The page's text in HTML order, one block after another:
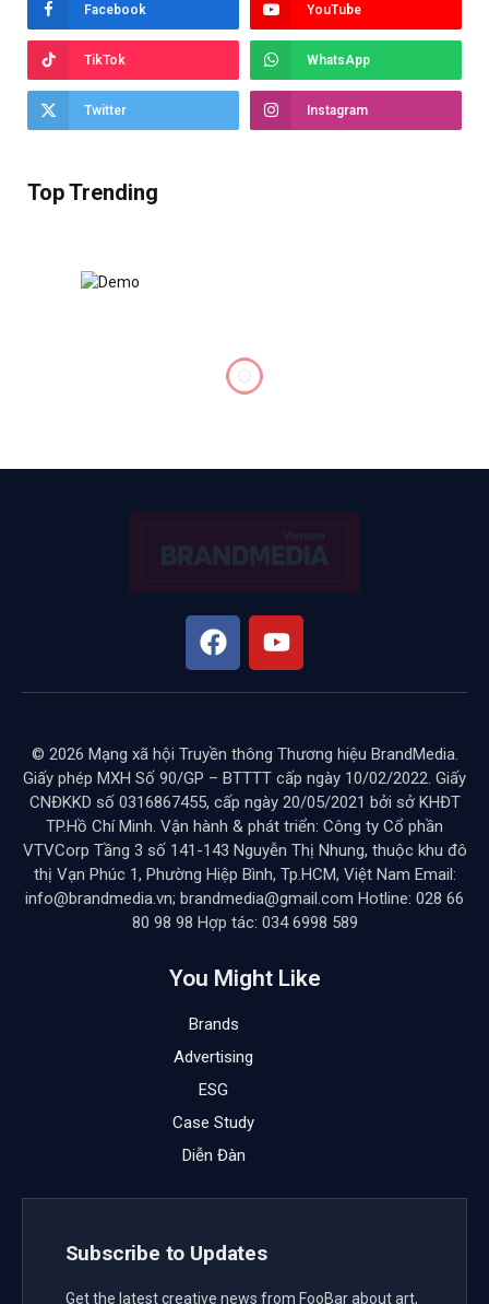
Facebook YouTube
TikTok WhatsApp
Twitter Instagram
Top Trending
© 2026 Mạng xã hội Truyền thông Thương hiệu BrandMedia.
Giấy phép MXH Số 90/GP – BTTTT cấp ngày 10/02/2022. Giấy
CNĐKKD số 0316867455, cấp ngày 20/05/2021 bởi sở KHĐT
TP.Hồ Chí Minh. Vận hành & phát triển: Công ty Cổ phần
VTVCorp Tầng 3 số 141-143 Nguyễn Thị Nhung, thuộc khu đô
thị Vạn Phúc 1, Phường Hiệp Bình, Tp.HCM, Việt Nam Email:
info@brandmedia.vn; brandmedia@gmail.com Hotline: 028 66
80 98 98 Hợp tác: 034 6998 589
You Might Like
Brands
Advertising
ESG
Case Study
Diễn Đàn
Subscribe to Updates
Get the latest creative news from FooBar about art,